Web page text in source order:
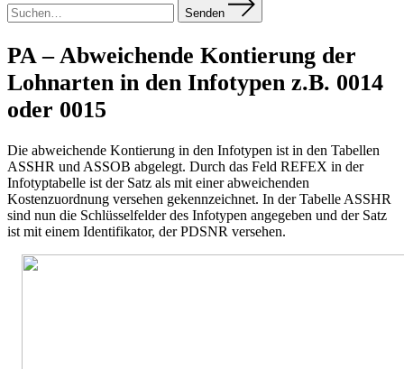
nach:
Senden
PA – Abweichende Kontierung der
Lohnarten in den Infotypen z.B. 0014
oder 0015
Die abweichende Kontierung in den Infotypen ist in den Tabellen
ASSHR und ASSOB abgelegt. Durch das Feld REFEX in der
Infotyptabelle ist der Satz als mit einer abweichenden
Kostenzuordnung versehen gekennzeichnet. In der Tabelle ASSHR
sind nun die Schlüsselfelder des Infotypen angegeben und der Satz
ist mit einem Identifikator, der PDSNR versehen.